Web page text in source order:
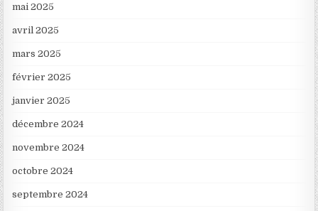
mai 2025
avril 2025
mars 2025
février 2025
janvier 2025
décembre 2024
novembre 2024
octobre 2024
septembre 2024